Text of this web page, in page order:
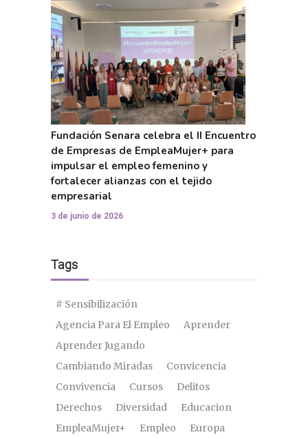
Fundación Senara celebra el II Encuentro
de Empresas de EmpleaMujer+ para
impulsar el empleo femenino y
fortalecer alianzas con el tejido
empresarial
3 de junio de 2026
Tags
# Sensibilización
Agencia Para El Empleo
Aprender
Aprender Jugando
Cambiando Miradas
Convicencia
Convivencia
Cursos
Delitos
Derechos
Diversidad
Educacion
EmpleaMujer+
Empleo
Europa